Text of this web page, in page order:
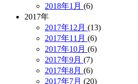
2018年1月 (6)
2017年
2017年12月 (13)
2017年11月 (6)
2017年10月 (6)
2017年9月 (7)
2017年8月 (6)
2017年7月 (20)